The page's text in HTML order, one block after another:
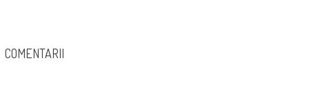
COMENTARII